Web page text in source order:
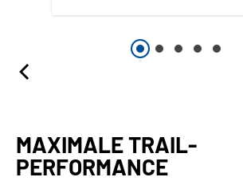
MAXIMALE TRAIL-
PERFORMANCE